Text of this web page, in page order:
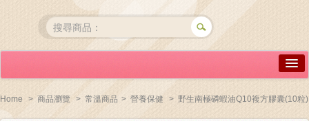
常見問答
Home > 商品瀏覽 > 常溫商品 > 營養保健 > 野生南極磷蝦油Q10複方膠囊(10粒)